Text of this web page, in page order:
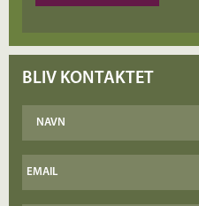
BLIV KONTAKTET